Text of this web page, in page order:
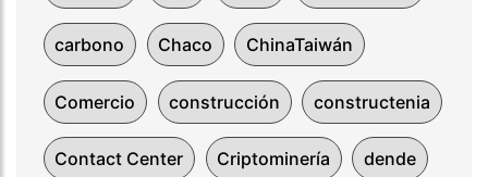
carbono Chaco ChinaTaiwán
Comercio construcción constructenia
Contact Center Criptominería dende